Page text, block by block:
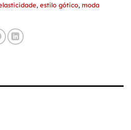
, estilo gótico, moda